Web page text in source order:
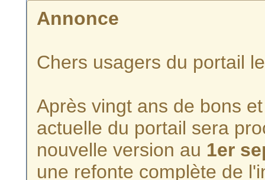
Annonce
Chers usagers du portail
Après vingt ans de bons
actuelle du portail sera
nouvelle version au 1er
une refonte complète de